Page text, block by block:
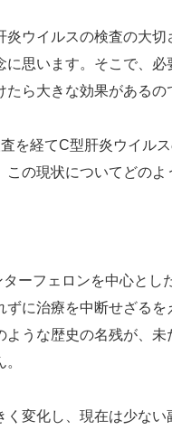
炎ウイルスの検査の大
に思います。そこで、
たら大きな効果がある
を経てC型肝炎ウイル
この現状についてどのよ
ーフェロンを中心と
ずに治療を中断せざる
ような歴史の名残が、
く変化し、現在は少な